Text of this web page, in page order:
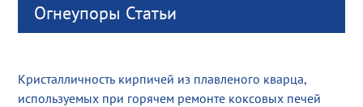
Огнеупоры Статьи
Кристалличность кирпичей из плавленого кварца,
используемых при горячем ремонте коксовых печей